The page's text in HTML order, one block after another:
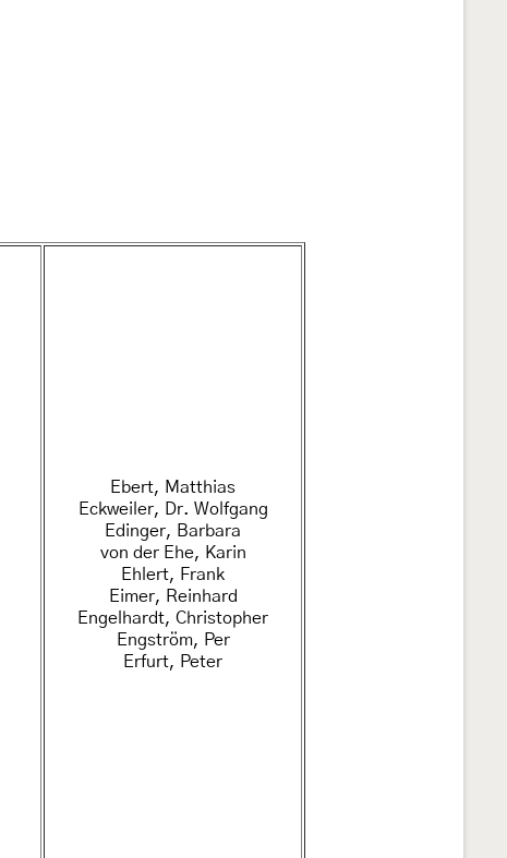
Ebert, Matthias
Eckweiler, Dr. Wolfgang
Edinger, Barbara
von der Ehe, Karin
Ehlert, Frank
Eimer, Reinhard
Engelhardt, Christopher
Engström, Per
Erfurt, Peter